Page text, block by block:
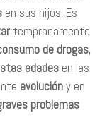
en sus hijos. Es
tempranamente
de drogas,
edades en las
evolucióny en
problemas